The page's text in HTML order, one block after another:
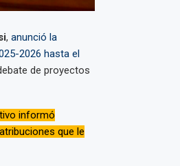
, anunció la
2026 hasta el
de proyectos
informó
que le